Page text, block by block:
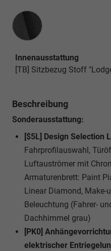
Innenausstattung
Innenausstattung
[TB] Sitzbezug Stoff
Beschreibung
Sonderausstattung:
[$5L] Design Selection
Fahrprofilauswahl,
Luftauströmer mit
Armaturenbrett: Paint
Linear Diamond, Make-
Beleuchtung (Fahrer-
Dachhimmel grau)
[PK0]
elektrischer